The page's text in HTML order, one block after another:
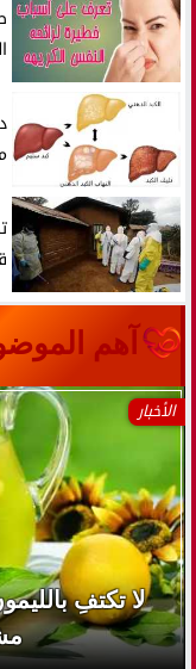
آهم
الأخبار
لا تكتفِ